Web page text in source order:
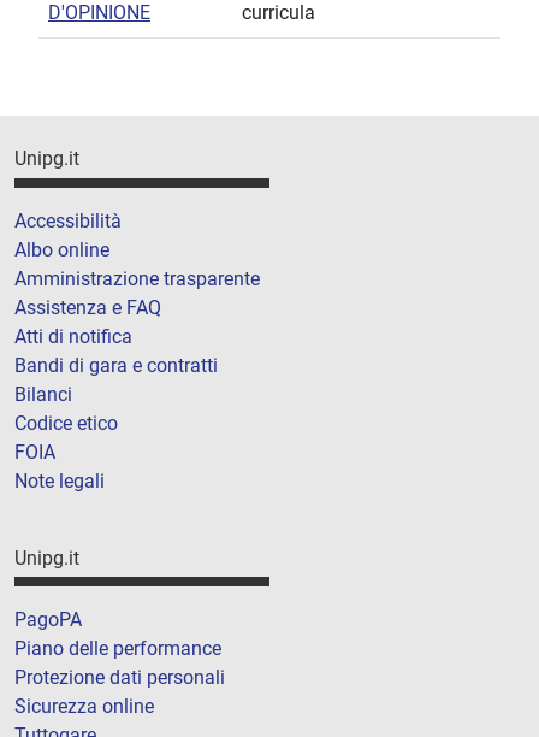
D'OPINIONE
curricula
Unipg.it
Accessibilità
Albo online
Amministrazione trasparente
Assistenza e FAQ
Atti di notifica
Bandi di gara e contratti
Bilanci
Codice etico
FOIA
Note legali
Unipg.it
PagoPA
Piano delle performance
Protezione dati personali
Sicurezza online